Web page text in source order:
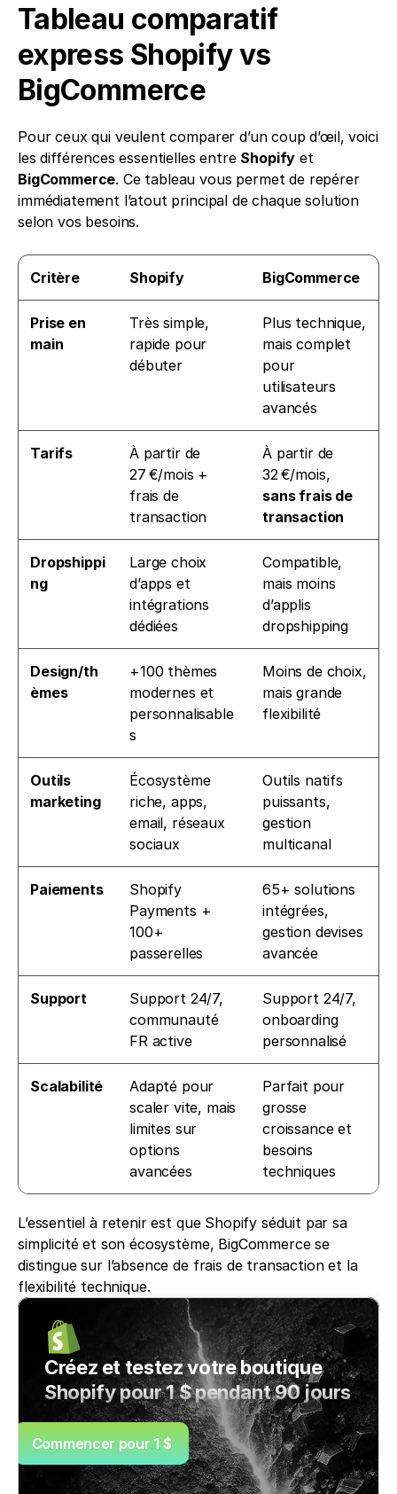
Tableau comparatif
express Shopify vs
BigCommerce
Pour ceux qui veulent comparer d’un coup d’œil, voici
les différences essentielles entre Shopify
BigCommerce. Ce tableau vous permet de repérer
immédiatement l’atout principal de chaque solution
selon vos besoins.
Critère Shopify BigCommerce
Prise en
main
Très simple,
rapide pour
débuter
Plus technique,
mais complet
pour
utilisateurs
avancés
Tarifs
À partir de
27 €/mois +
frais de
transaction
À partir de
sans frais de
transaction
Dropshippi
ng
Large choix
d’apps et
intégrations
dédiées
Compatible,
mais moins
d’applis
dropshipping
Design/th
èmes
+100 thèmes
modernes et
personnalisable
s
Moins de choix,
mais grande
flexibilité
Outils
marketing
Écosystème
riche, apps,
email, réseaux
sociaux
Outils natifs
puissants,
gestion
multicanal
Paiements
Shopify
Payments +
100+
passerelles
65+ solutions
intégrées,
gestion devises
avancée
Support
Support 24/7,
communauté
FR active
Support 24/7,
onboarding
personnalisé
Scalabilité
Adapté pour
scaler vite, mais
limites sur
options
avancées
Parfait pour
grosse
croissance et
besoins
techniques
L’essentiel à retenir est que Shopify séduit par sa
simplicité et son écosystème, BigCommerce se
distingue sur l’absence de frais de transaction et la
flexibilité technique.
Créez et testez votre boutique
Shopify pour 1 $ pendant 90 jours
Commencer pour 1 $